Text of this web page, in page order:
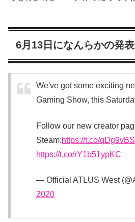
6月13日になんらかの発
We've got some exciting
Gaming Show, this
Follow our new creator
Steam:https://t.co/
https://t.co/rY1b51ypKC
— Official ATLUS West
2020